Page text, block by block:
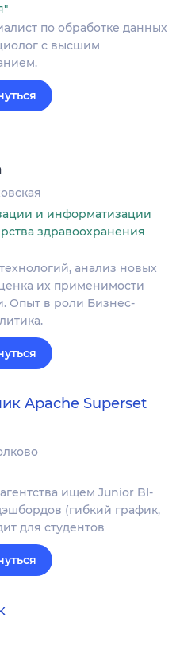
по обработке данных
с высшим
и информатизации
здравоохранения
анализ новых
их применимости
Опыт в роли Бизнес-
Apache Superset
ищем Junior BI-
(гибкий график,
для студентов